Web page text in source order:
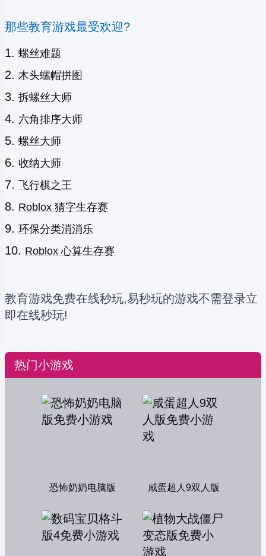
那些教育游戏最受欢迎?
螺丝难题
木头螺帽拼图
拆螺丝大师
六角排序大师
螺丝大师
收纳大师
飞行棋之王
Roblox 猜字生存赛
环保分类消消乐
Roblox 心算生存赛
教育游戏免费在线秒玩,易秒玩的游戏不需登录立
即在线秒玩!
热门小游戏
恐怖奶奶电脑版 咸蛋超人9双人版